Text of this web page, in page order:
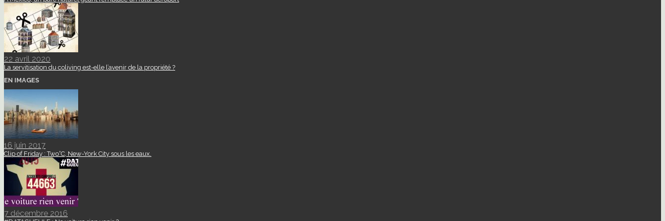
22 avril 2020
La servitisation du coliving est-elle l’avenir de la propriété ?
EN IMAGES
16 juin 2017
Clip of Friday : Two°C, New-York City sous les eaux.
7 décembre 2016